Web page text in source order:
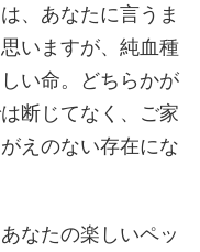
、あなたに言うま
いますが、純血種
い命。どちらかが
断じてなく、ご家
えのない存在にな
なたの楽しいペッ